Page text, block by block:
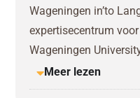
Wageningen in’to
expertisecentrum
Wageningen
Meer lezen